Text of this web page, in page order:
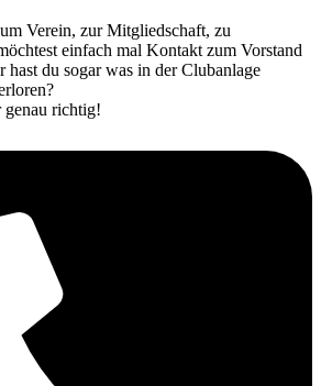
Verein, zur Mitgliedschaft, zu
einfach mal Kontakt zum Vorstand
hast du sogar was in der Clubanlage
genau richtig!